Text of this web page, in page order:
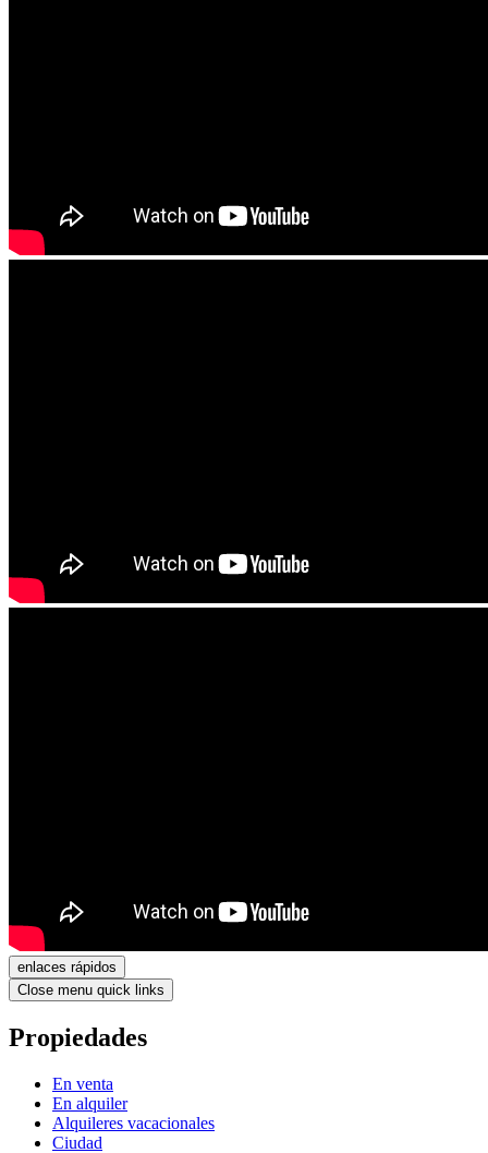
enlaces rápidos
Close menu quick links
Propiedades
En venta
En alquiler
Alquileres vacacionales
Ciudad